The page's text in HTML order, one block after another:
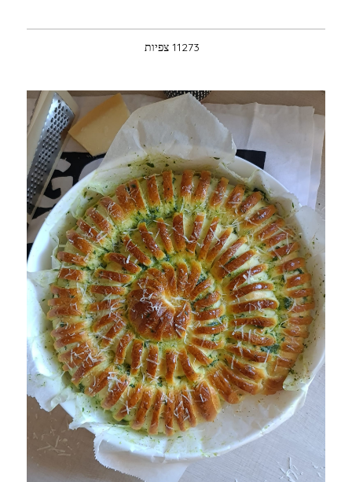
11273 צפיות